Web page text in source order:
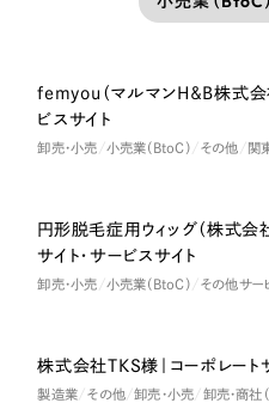
Nominee
femyou（マルマンH＆B株式会
ビスサイト
卸売・小売 小売業（BtoC） その他 関
円形脱毛症用ウィッグ（株式会
サイト・サービスサイト
卸売・小売 小売業（BtoC） その他サー
株式会社TKS様｜コーポレート
製造業 その他 卸売・小売 卸売・商社